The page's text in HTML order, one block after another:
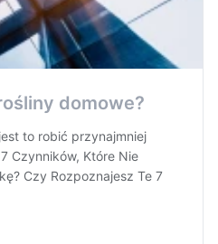
domowe?
to robić przynajmniej
Czynników, Które Nie
Czy Rozpoznajesz Te 7